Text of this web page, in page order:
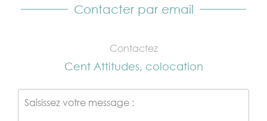
Contacter par email
Contactez
Cent Attitudes, colocation